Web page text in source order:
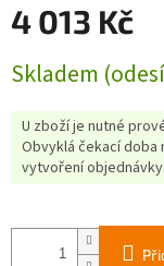
4 013 Kč
cena:
Skladem
U zboží je nutné
Obvyklá čekací doba
vytvoření objednávky.